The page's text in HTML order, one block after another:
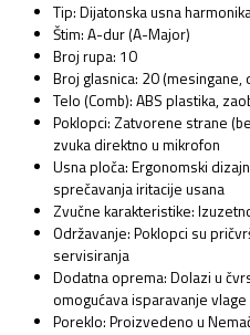
Tip: Dijatonska usna
Štim: A-dur (A-Major)
Broj rupa: 10
Broj glasnica: 20 (mesingane,
Telo (Comb): ABS plastika,
Poklopci: Zatvorene strane
zvuka direktno u mikrofon
Usna ploča: Ergonomski
sprečavanja iritacije usana
Zvučne karakteristike:
Održavanje: Poklopci su
servisiranja
Dodatna oprema: Dolazi u
omogućava isparavanje vlage
Poreklo: Proizvedeno u